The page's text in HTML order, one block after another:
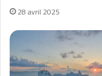
e
n
C
h
i
n
A
R
C
H
É
A
28 avril 2025